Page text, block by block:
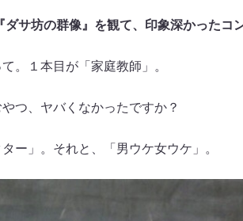
サ坊の群像』を観て、印象深かったコ
１本目が「家庭教師」。
、ヤバくなかったですか？
」。それと、「男ウケ女ウケ」。